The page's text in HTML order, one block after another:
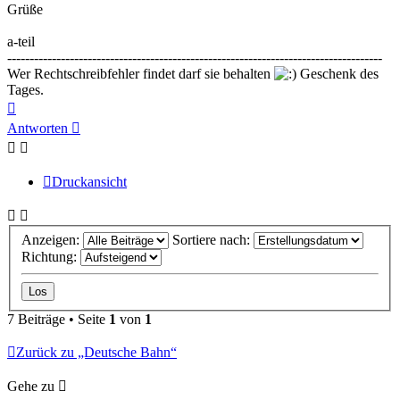
Grüße
a-teil
------------------------------------------------------------------------------------
Wer Rechtschreibfehler findet darf sie behalten
Geschenk des
Tages.
oben
Antworten
Druckansicht
Anzeigen:
Sortiere nach:
Richtung:
7 Beiträge • Seite 1 von 1
Zurück zu „Deutsche Bahn“
Gehe zu